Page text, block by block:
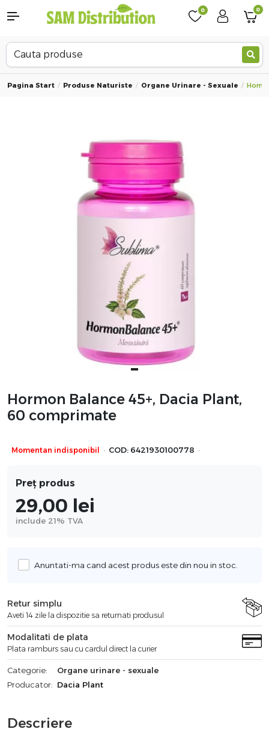
0 0
Pagina Start Produse Naturiste Organe Urinare - Sexuale
Hormon Balance 45+, Dacia Plant,
60 comprimate
Momentan indisponibil · COD: 6421930100778 ·
Preț produs
29,00 lei
include 21% TVA
Anuntati-ma cand acest produs este din nou in stoc.
Retur simplu
Aveti 14 zile la dispozitie sa returnati produsul
Modalitati de plata
Plata ramburs sau cu cardul direct la curier
Categorie:
Organe urinare - sexuale
Producator: Dacia Plant
Descriere